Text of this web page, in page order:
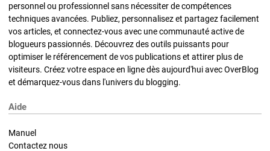
personnel ou professionnel sans nécessiter de compétences
techniques avancées. Publiez, personnalisez et partagez facilement
vos articles, et connectez-vous avec une communauté active de
blogueurs passionnés. Découvrez des outils puissants pour
optimiser le référencement de vos publications et attirer plus de
visiteurs. Créez votre espace en ligne dès aujourd'hui avec OverBlog
et démarquez-vous dans l'univers du blogging.
Aide
Manuel
Contactez nous